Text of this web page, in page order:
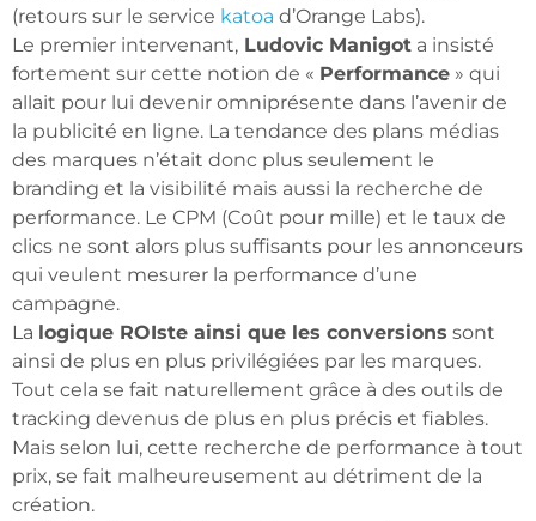
(retours sur le service katoa d’Orange Labs).
Le premier intervenant, Ludovic Manigot a insisté
fortement sur cette notion de « Performance » qui
allait pour lui devenir omniprésente dans l’avenir de
la publicité en ligne. La tendance des plans médias
des marques n’était donc plus seulement le
branding et la visibilité mais aussi la recherche de
performance. Le CPM (Coût pour mille) et le taux de
clics ne sont alors plus suffisants pour les annonceurs
qui veulent mesurer la performance d’une
campagne.
La logique ROIste ainsi que les conversions sont
ainsi de plus en plus privilégiées par les marques.
Tout cela se fait naturellement grâce à des outils de
tracking devenus de plus en plus précis et fiables.
Mais selon lui, cette recherche de performance à tout
prix, se fait malheureusement au détriment de la
création.